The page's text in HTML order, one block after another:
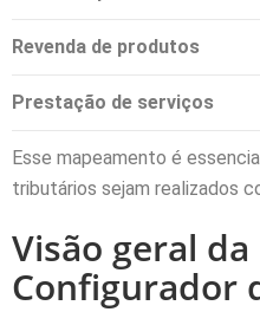
Revenda de produtos
Prestação de serviços
Esse mapeamento é
tributários sejam realizados
Visão geral
Configurador